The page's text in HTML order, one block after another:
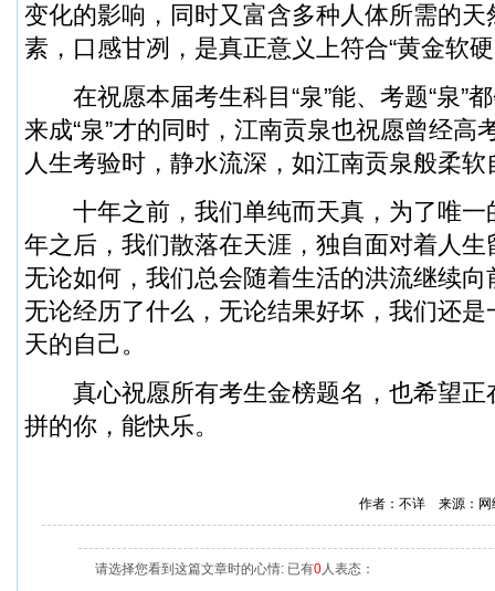
变化的影响，同时又富含多种人体所需的
素，口感甘冽，是真正意义上符合“黄金软
在祝愿本届考生科目“泉”能、考题“泉”都
来成“泉”才的同时，江南贡泉也祝愿曾经高
人生考验时，静水流深，如江南贡泉般柔软
十年之前，我们单纯而天真，为了唯一
年之后，我们散落在天涯，独自面对着人
无论如何，我们总会随着生活的洪流继续
无论经历了什么，无论结果好坏，我们还
天的自己。
真心祝愿所有考生金榜题名，也希望正
拼的你，能快乐。
作者：不详 来源：
请选择您看到这篇文章时的心情: 已有0人表态：